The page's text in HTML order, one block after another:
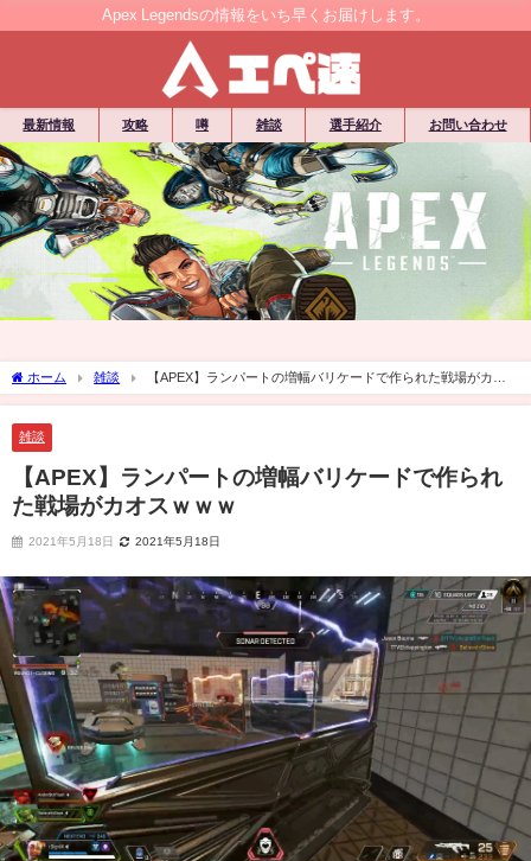
Apex Legendsの情報をいち早くお届けします。
最新情報 攻略 噂 雑談 選手紹介 お問い合わせ
ホーム 雑談
【APEX】ランパートの増幅バリケードで作られた戦場がカオ
スｗｗｗ
雑談
【APEX】ランパートの増幅バリケードで作られ
た戦場がカオスｗｗｗ
2021年5月18日 2021年5月18日